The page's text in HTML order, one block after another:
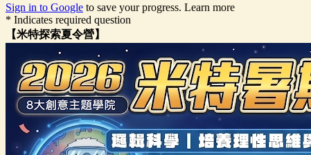
Sign in to Google to save your progress. Learn more
* Indicates required question
【米特探索夏令營】